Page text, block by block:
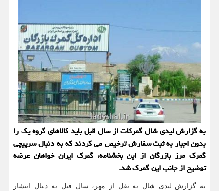
به گزارش لیدی شال گمركات از سال قبل باید كالاهای گروه یك را
بدون اجبار به ثبت سفارش ترخیص می كردند كه به دنبال سرپیچی
گمرك مرز بازرگان از این بخشنامه، گمرك ایران خواهان عرضه
توضیح از جانب این گمرك شد.
به گزارش لیدی شال به نقل از مهر، سال قبل به دنبال انتشار